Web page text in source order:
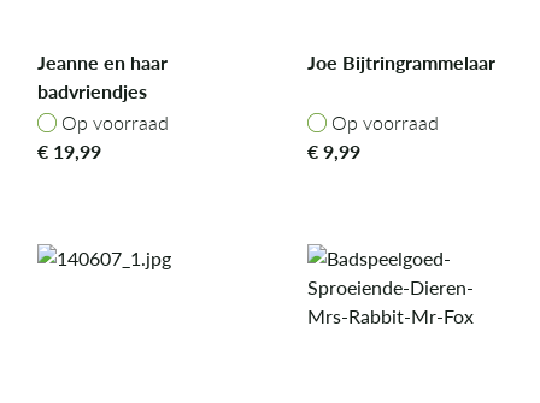
Jeanne en haar
badvriendjes
Op voorraad
Op voorraad
€ 19,99
Joe Bijtringrammelaar
Op voorraad
Op voorraad
€9,99